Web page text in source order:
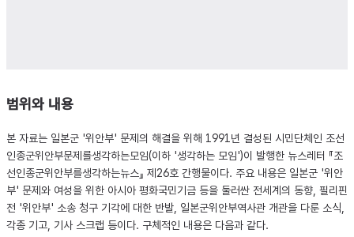
범위와 내용
본 자료는 일본군 '위안부' 문제의 해결을 위해 1991년 결성된 시민단체인 조선
인종군위안부문제를생각하는모임(이하 '생각하는 모임')이 발행한 뉴스레터 『조
선인종군위안부를생각하는뉴스』 제26호 간행물이다. 주요 내용은 일본군 '위안
부' 문제와 여성을 위한 아시아 평화국민기금 등을 둘러싼 전세계의 동향, 필리핀
전 '위안부' 소송 청구 기각에 대한 반발, 일본군위안부역사관 개관을 다룬 소식,
각종 기고, 기사 스크랩 등이다. 구체적인 내용은 다음과 같다.